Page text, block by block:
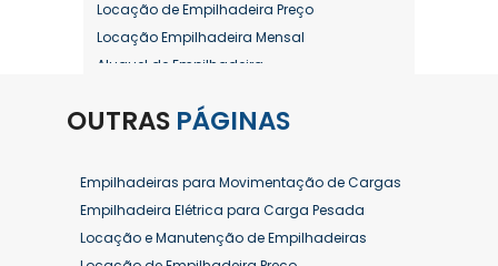
Locação de Empilhadeira Preço
Locação Empilhadeira Mensal
Aluguel de Empilhadeira
Aluguel de Empilhadeira Diária Valor
Aluguel de Empilhadeira Elétrica Preço
Aluguel de Empilhadeira Mensal
Aluguel de Empilhadeira Preço
Aluguel de Empilhadeira Valor
OUTRAS PÁGINAS
Empilhadeiras para Movimentação de Cargas
Empilhadeira Elétrica para Carga Pesada
Locação e Manutenção de Empilhadeiras